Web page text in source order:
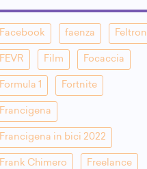
Facebook faenza Feltron
FEVR Film Focaccia
Formula 1 Fortnite
Francigena
Francigena in bici 2022
Frank Chimero Freelance